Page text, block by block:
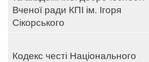
Вченої ради КПІ ім. Ігоря
Сікорського
Кодекс честі Національного